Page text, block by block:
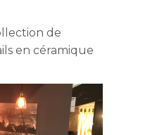
de
en céramique